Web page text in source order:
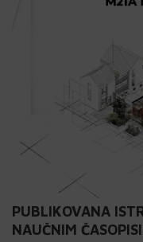
PUBLIKOVANA
NAUČNIM